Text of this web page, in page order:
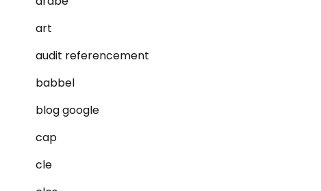
art
audit referencement
babbel
blog google
cap
cle